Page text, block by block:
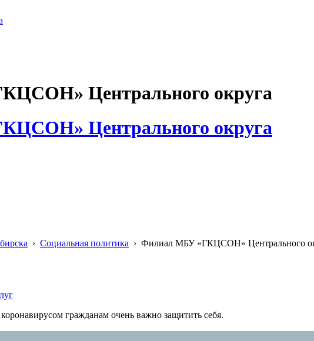
Центрального округа
Центрального округа
› Социальная политика › Филиал МБУ «ГКЦСОН» Центрального
гражданам очень важно защитить себя.